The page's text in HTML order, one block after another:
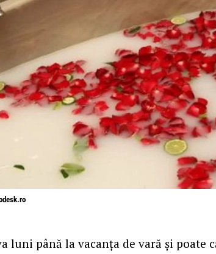
luni până la vacanța de vară și poate